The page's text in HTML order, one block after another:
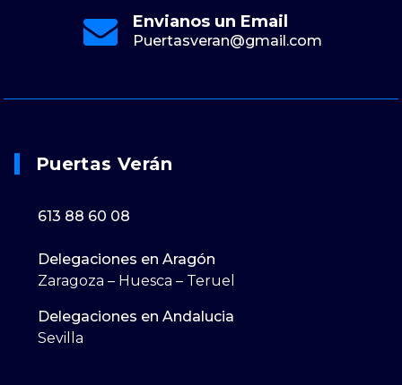
Envianos un Email
Puertasveran@gmail.com
Puertas Verán
613 88 60 08
Delegaciones en Aragón
Zaragoza – Huesca – Teruel
Delegaciones en Andalucia
Sevilla